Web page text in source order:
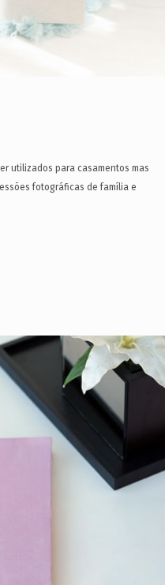
utilizados para casamentos mas
fotográficas de família e